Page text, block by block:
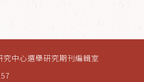
中心選舉研究期刊編輯室